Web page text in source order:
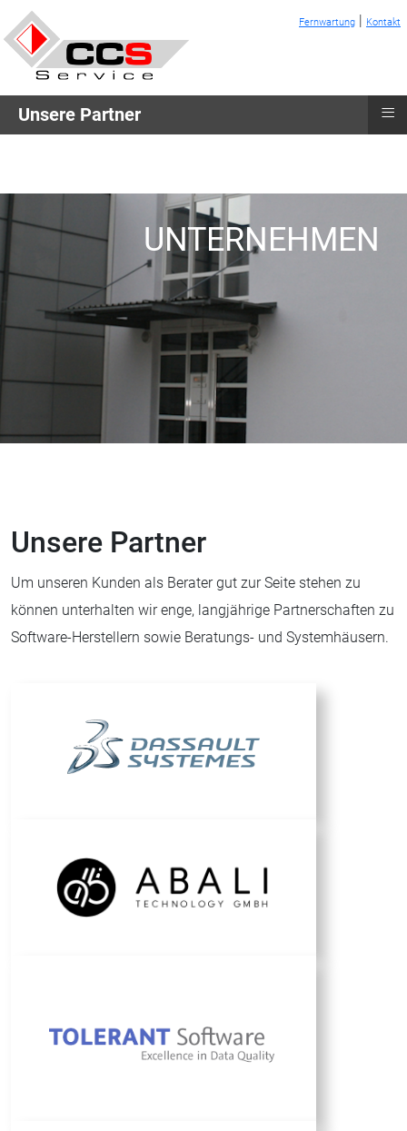
Fernwartung | Kontakt
Unsere Partner ≡
UNTERNEHMEN
Unsere Partner
Um unseren Kunden als Berater gut zur Seite stehen zu
können unterhalten wir enge, langjährige Partnerschaften zu
Software-Herstellern sowie Beratungs- und Systemhäusern.